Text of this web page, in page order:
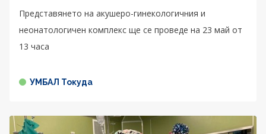
Представянето на акушеро-гинекологичния и
неонатологичен комплекс ще се проведе на 23 май от
13 часа
УМБАЛ Токуда